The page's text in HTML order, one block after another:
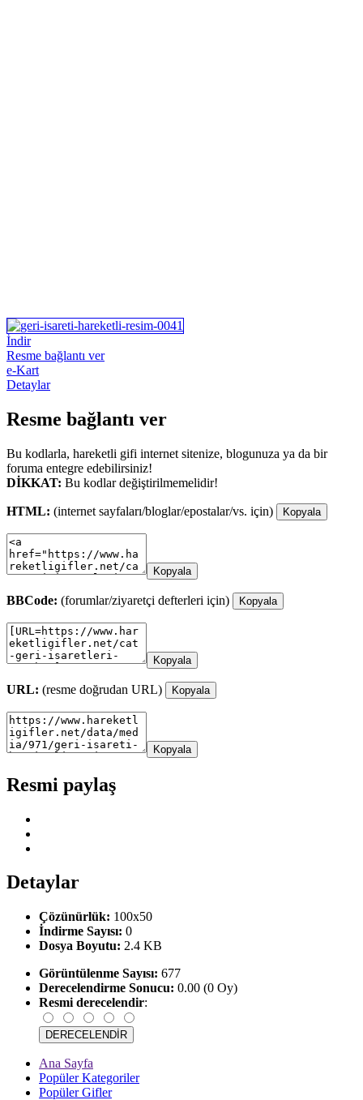
İndir
Resme bağlantı ver
e-Kart
Detaylar
Resme bağlantı ver
Bu kodlarla, hareketli gifi internet sitenize, blogunuza ya da bir
foruma entegre edebilirsiniz!
DİKKAT: Bu kodlar değiştirilmemelidir!
HTML: (internet sayfaları/bloglar/epostalar/vs. için) Kopyala
Kopyala
BBCode: (forumlar/ziyaretçi defterleri için) Kopyala
Kopyala
URL: (resme doğrudan URL) Kopyala
Kopyala
Resmi paylaş
Detaylar
Çözünürlük: 100x50
İndirme Sayısı: 0
Dosya Boyutu: 2.4 KB
Görüntülenme Sayısı: 677
Derecelendirme Sonucu: 0.00 (0 Oy)
Resmi derecelendir:
Ana Sayfa
Popüler Kategoriler
Popüler Gifler